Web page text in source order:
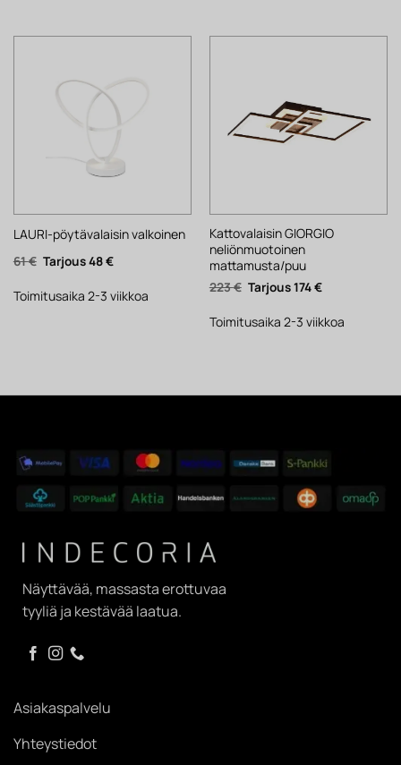
LAURI-pöytävalaisin valkoinen
61€ Alkuperäinen
hinta
61 €.
48€Nykyinen
48 €.
Toimitusaika 2-3 viikkoa
Kattovalaisin GIORGIO
neliönmuotoinen
mattamusta/puu
223€ Alkuperäinen
hinta
223 €.
174€Nykyinen
174 €.
Toimitusaika 2-3 viikkoa
Näyttävää, massasta erottuvaa
tyyliä ja kestävää laatua.
Asiakaspalvelu
Yhteystiedot